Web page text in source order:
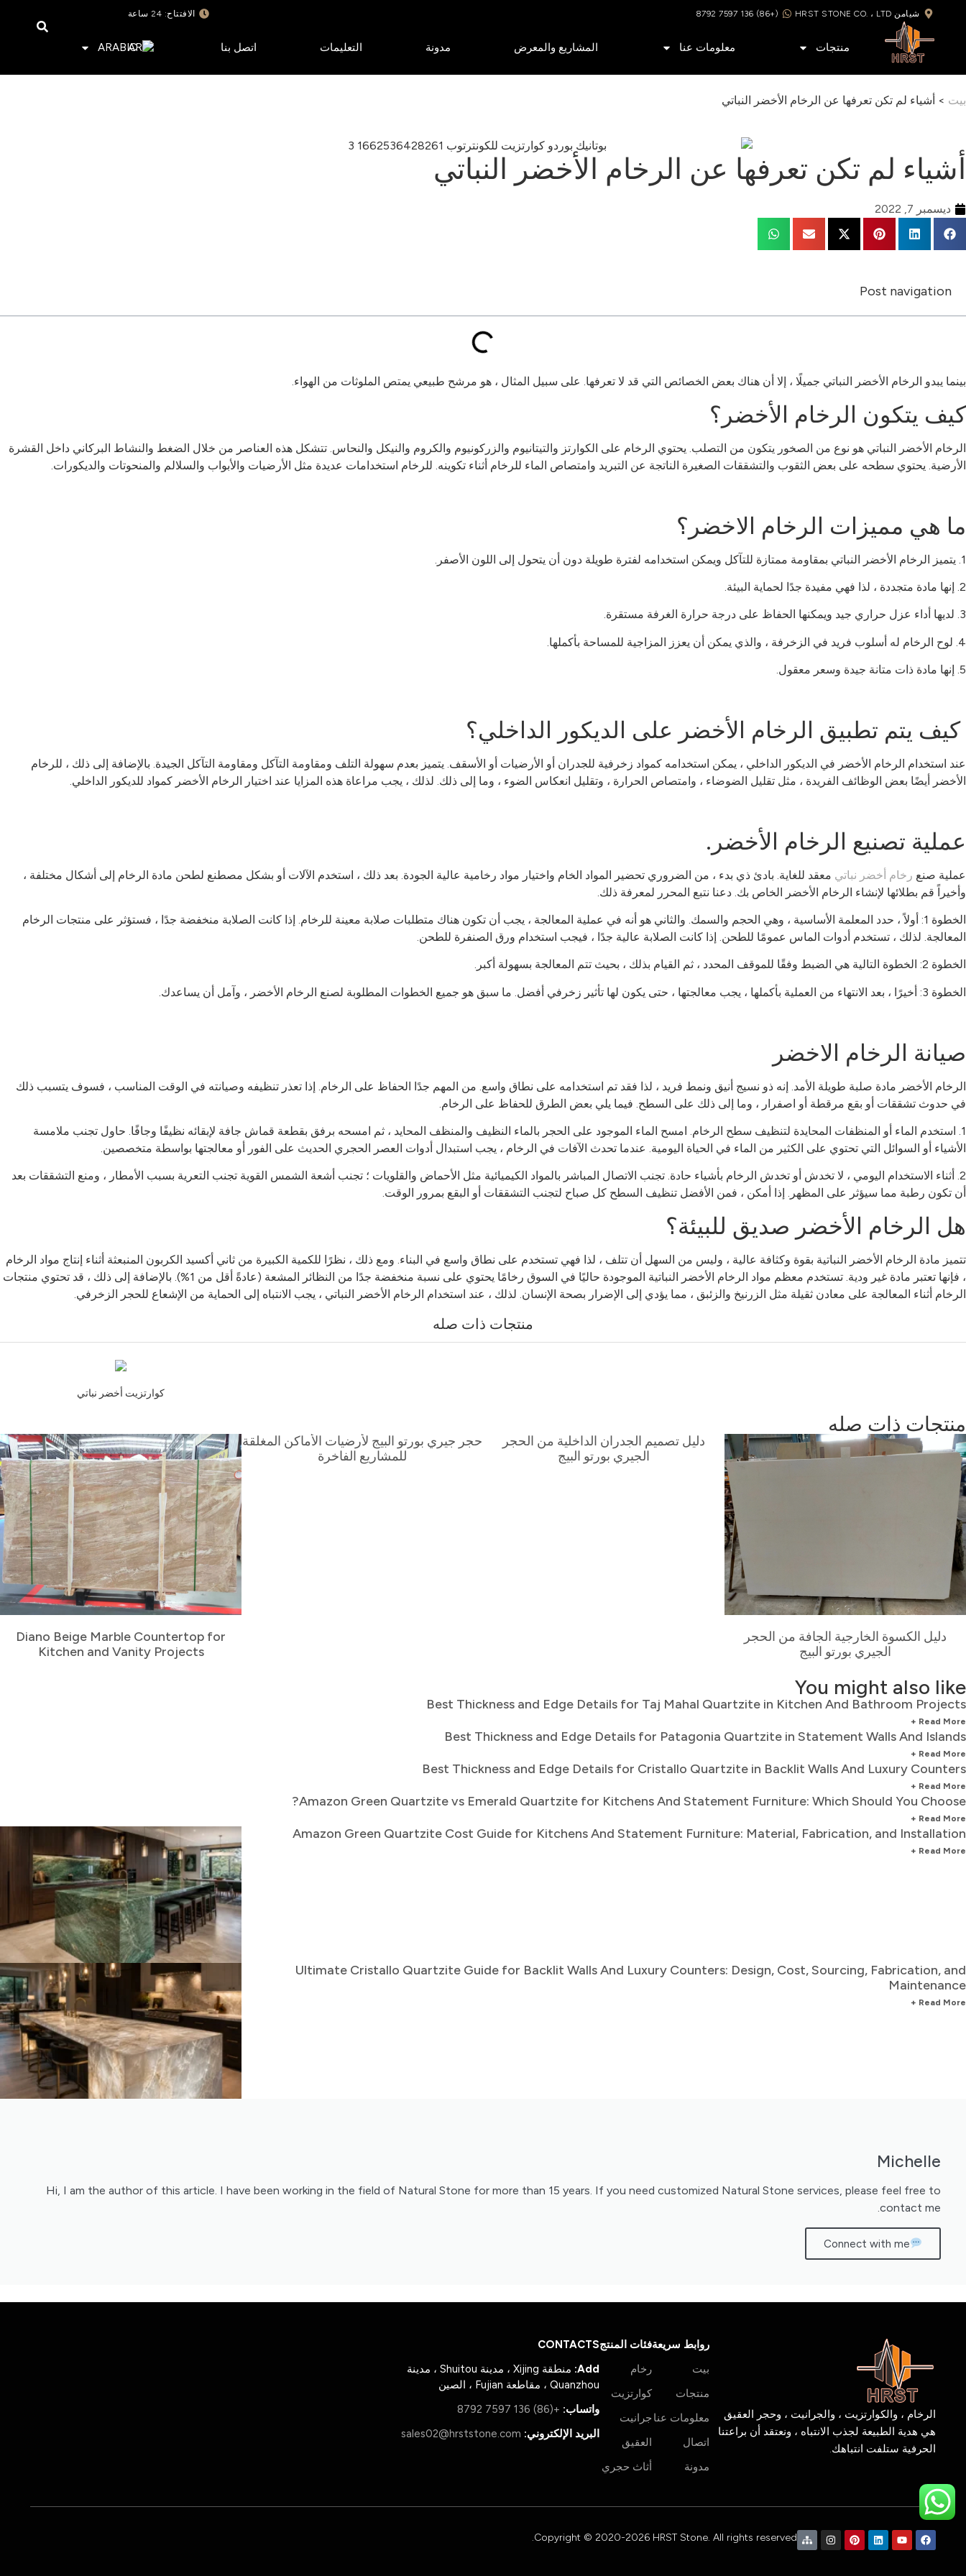
شيامن HRST STONE CO. ، LTD (+86) 136 7597 8792 الافتتاح: 24 ساعة
منتجات معلومات عنا المشاريع والمعرض مدونة التعليمات اتصل بنا ARABIC
بيت > أشياء لم تكن تعرفها عن الرخام الأخضر النباتي
أشياء لم تكن تعرفها عن الرخام الأخضر النباتي
ديسمبر 7, 2022
Post navigation
بينما يبدو الرخام الأخضر النباتي جميلًا ، إلا أن هناك بعض الخصائص التي قد لا تعرفها. على سبيل المثال ، هو مرشح طبيعي يمتص الملوثات من الهواء.
كيف يتكون الرخام الأخضر؟
الرخام الأخضر النباتي هو نوع من الصخور يتكون من التصلب. يحتوي الرخام على الكوارتز والتيتانيوم والزركونيوم والكروم والنيكل والنحاس. تتشكل هذه العناصر من خلال الضغط والنشاط البركاني داخل القشرة
الأرضية. يحتوي سطحه على بعض الثقوب والتشققات الصغيرة الناتجة عن التبريد وامتصاص الماء للرخام أثناء تكوينه. للرخام استخدامات عديدة مثل الأرضيات والأبواب والسلالم والمنحوتات والديكورات.
ما هي مميزات الرخام الاخضر؟
1. يتميز الرخام الأخضر النباتي بمقاومة ممتازة للتآكل ويمكن استخدامه لفترة طويلة دون أن يتحول إلى اللون الأصفر.
2. إنها مادة متجددة ، لذا فهي مفيدة جدًا لحماية البيئة.
3. لديها أداء عزل حراري جيد ويمكنها الحفاظ على درجة حرارة الغرفة مستقرة.
4. لوح الرخام له أسلوب فريد في الزخرفة ، والذي يمكن أن يعزز المزاجية للمساحة بأكملها.
5. إنها مادة ذات متانة جيدة وسعر معقول.
كيف يتم تطبيق الرخام الأخضر على الديكور الداخلي؟
عند استخدام الرخام الأخضر في الديكور الداخلي ، يمكن استخدامه كمواد زخرفية للجدران أو الأرضيات أو الأسقف. يتميز بعدم سهولة التلف ومقاومة التآكل ومقاومة التآكل الجيدة. بالإضافة إلى ذلك ، للرخام
الأخضر أيضًا بعض الوظائف الفريدة ، مثل تقليل الضوضاء ، وامتصاص الحرارة ، وتقليل انعكاس الضوء ، وما إلى ذلك. لذلك ، يجب مراعاة هذه المزايا عند اختيار الرخام الأخضر كمواد للديكور الداخلي.
عملية تصنيع الرخام الأخضر.
عملية صنع رخام أخضر نباتي معقد للغاية. بادئ ذي بدء ، من الضروري تحضير المواد الخام واختيار مواد رخامية عالية الجودة. بعد ذلك ، استخدم الآلات أو بشكل مصطنع لطحن مادة الرخام إلى أشكال مختلفة ،
وأخيراً قم بطلائها لإنشاء الرخام الأخضر الخاص بك. دعنا نتبع المحرر لمعرفة ذلك.
الخطوة 1: أولاً ، حدد المعلمة الأساسية ، وهي الحجم والسمك. والثاني هو أنه في عملية المعالجة ، يجب أن تكون هناك متطلبات صلابة معينة للرخام. إذا كانت الصلابة منخفضة جدًا ، فستؤثر على منتجات الرخام
المعالجة. لذلك ، تستخدم أدوات الماس عمومًا للطحن. إذا كانت الصلابة عالية جدًا ، فيجب استخدام ورق الصنفرة للطحن.
الخطوة 2: الخطوة التالية هي الضبط وفقًا للموقف المحدد ، ثم القيام بذلك ، بحيث تتم المعالجة بسهولة أكبر.
الخطوة 3: أخيرًا ، بعد الانتهاء من العملية بأكملها ، يجب معالجتها ، حتى يكون لها تأثير زخرفي أفضل. ما سبق هو جميع الخطوات المطلوبة لصنع الرخام الأخضر ، وآمل أن يساعدك.
صيانة الرخام الاخضر
الرخام الأخضر مادة صلبة طويلة الأمد. إنه ذو نسيج أنيق ونمط فريد ، لذا فقد تم استخدامه على نطاق واسع. من المهم جدًا الحفاظ على الرخام. إذا تعذر تنظيفه وصيانته في الوقت المناسب ، فسوف يتسبب ذلك
في حدوث تشققات أو بقع مرقطة أو اصفرار ، وما إلى ذلك على السطح. فيما يلي بعض الطرق للحفاظ على الرخام.
1. استخدم الماء أو المنظفات المحايدة لتنظيف سطح الرخام. امسح الماء الموجود على الحجر بالماء النظيف والمنظف المحايد ، ثم امسحه برفق بقطعة قماش جافة لإبقائه نظيفًا وجافًا. حاول تجنب ملامسة
الأشياء أو السوائل التي تحتوي على الكثير من الماء في الحياة اليومية. عندما تحدث الآفات في الرخام ، يجب استبدال أدوات العصر الحجري الحديث على الفور أو معالجتها بواسطة متخصصين.
2. أثناء الاستخدام اليومي ، لا تخدش أو تخدش الرخام بأشياء حادة. تجنب الاتصال المباشر بالمواد الكيميائية مثل الأحماض والقلويات ؛ تجنب أشعة الشمس القوية تجنب التعرية بسبب الأمطار ، ومنع التشققات بعد
أن تكون رطبة مما سيؤثر على المظهر. إذا أمكن ، فمن الأفضل تنظيف السطح كل صباح لتجنب التشققات أو البقع بمرور الوقت.
هل الرخام الأخضر صديق للبيئة؟
تتميز مادة الرخام الأخضر النباتية بقوة وكثافة عالية ، وليس من السهل أن تتلف ، لذا فهي تستخدم على نطاق واسع في البناء. ومع ذلك ، نظرًا للكمية الكبيرة من ثاني أكسيد الكربون المنبعثة أثناء إنتاج مواد الرخام
، فإنها تعتبر مادة غير ودية. تستخدم معظم مواد الرخام الأخضر النباتية الموجودة حاليًا في السوق رخامًا يحتوي على نسبة منخفضة جدًا من النظائر المشعة (عادةً أقل من 1%). بالإضافة إلى ذلك ، قد تحتوي منتجات
الرخام أثناء المعالجة على معادن ثقيلة مثل الزرنيخ والزئبق ، مما يؤدي إلى الإضرار بصحة الإنسان. لذلك ، عند استخدام الرخام الأخضر النباتي ، يجب الانتباه إلى الحماية من الإشعاع للحجر الزخرفي.
منتجات ذات صله
كوارتزيت أخضر نباتي
منتجات ذات صله
دليل الكسوة الخارجية الجافة من الحجر
الجيري بورتو البيج
دليل تصميم الجدران الداخلية من الحجر
الجيري بورتو البيج
حجر جيري بورتو البيج لأرضيات الأماكن المغلقة
للمشاريع الفاخرة
Diano Beige Marble Countertop for
Kitchen and Vanity Projects
You might also like
Best Thickness and Edge Details for Taj Mahal Quartzite in Kitchen And Bathroom Projects
Read More +
Best Thickness and Edge Details for Patagonia Quartzite in Statement Walls And Islands
Read More +
Best Thickness and Edge Details for Cristallo Quartzite in Backlit Walls And Luxury Counters
Read More +
Amazon Green Quartzite vs Emerald Quartzite for Kitchens And Statement Furniture: Which Should You Choose?
Read More +
Amazon Green Quartzite Cost Guide for Kitchens And Statement Furniture: Material, Fabrication, and Installation
Read More +
Ultimate Cristallo Quartzite Guide for Backlit Walls And Luxury Counters: Design, Cost, Sourcing, Fabrication, and
Maintenance
Read More +
Michelle
Hi, I am the author of this article. I have been working in the field of Natural Stone for more than 15 years. If you need customized Natural Stone services, please feel free to
contact me.
Connect with me
الرخام ، والكوارتزيت ، والجرانيت ، وحجر العقيق
هي هدية الطبيعة لجذب الانتباه ، ونعتقد أن براعتنا
الحرفية ستلفت انتباهك.
روابط سريعة
بيت
منتجات
معلومات عنا
اتصال
مدونة
فئات المنتج
رخام
كوارتزيت
جرانيت
العقيق
أثاث حجري
CONTACTS
Add:
منطقة Xijing ، مدينة Shuitou ، مدينة
Quanzhou ، مقاطعة Fujian ، الصين
واتساب: +(86) 136 7597 8792
البريد الإلكتروني: sales02@hrststone.com
Copyright © 2020-2026 HRST Stone. All rights reserved.